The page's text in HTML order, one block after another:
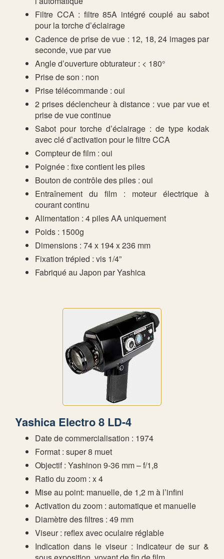
Filtre CCA : filtre 85A intégré couplé au sabot
pour la torche d’éclairage
Cadence de prise de vue : 12, 18, 24 images par
seconde, vue par vue
Angle d’ouverture obturateur : < 180°
Prise de son : non
Prise télécommande : oui
2 prises déclencheur à distance : vue par vue et
prise de vue continue
Sabot pour torche d’éclairage : de type kodak
avec clé d’activation pour le filtre CCA
Compteur de film : oui
Poignée : fixe contient les piles
Bouton de contrôle des piles : oui
Entraînement du film : moteur électrique à
courant continu
Alimentation : 4 piles AA uniquement
Poids : 1500g
Dimensions : 74 x 194 x 236 mm
Fixation trépied : vis 1/4”
Fabriqué au Japon par Yashica
Yashica Electro 8 LD-4
Date de commercialisation : 1974
Format : super 8 muet
Objectif : Yashinon 9-36 mm – f/1,8
Ratio du zoom : x 4
Mise au point: manuelle, de 1,2 m à l’infini
Activation du zoom : automatique et manuelle
Diamètre des filtres : 49 mm
Viseur : reflex avec oculaire réglable
Indication dans le viseur : indicateur de sur &